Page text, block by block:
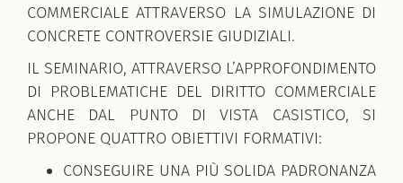
COMMERCIALE ATTRAVERSO LA SIMULAZIONE DI
CONCRETE CONTROVERSIE GIUDIZIALI.
IL SEMINARIO, ATTRAVERSO L’APPROFONDIMENTO
DI PROBLEMATICHE DEL DIRITTO COMMERCIALE
ANCHE DAL PUNTO DI VISTA CASISTICO, SI
PROPONE QUATTRO OBIETTIVI FORMATIVI:
CONSEGUIRE UNA PIÙ SOLIDA PADRONANZA